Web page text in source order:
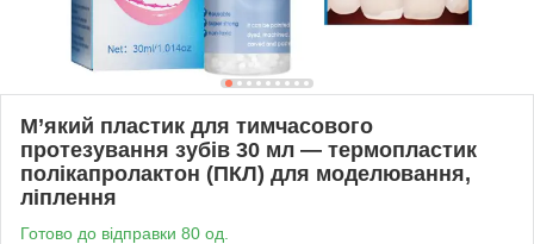
М’який пластик для тимчасового
протезування зубів 30 мл — термопластик
полікапролактон (ПКЛ) для моделювання,
ліплення
Готово до відправки 80 од.